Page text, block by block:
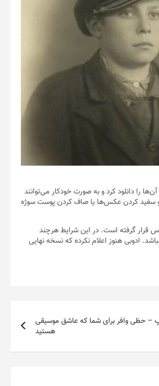
را دانلود کرد و به صورت خودکار می‌توانند
و سفید کردن عکس‌ها یا صاف کردن پوست سوژه
قرار گرفته است. در این شرایط هرچند
ادوبی هنوز اعلام نکرده که نسخه نهایی
– حظی وافر برای شما که عاشق موسیقی
هستید